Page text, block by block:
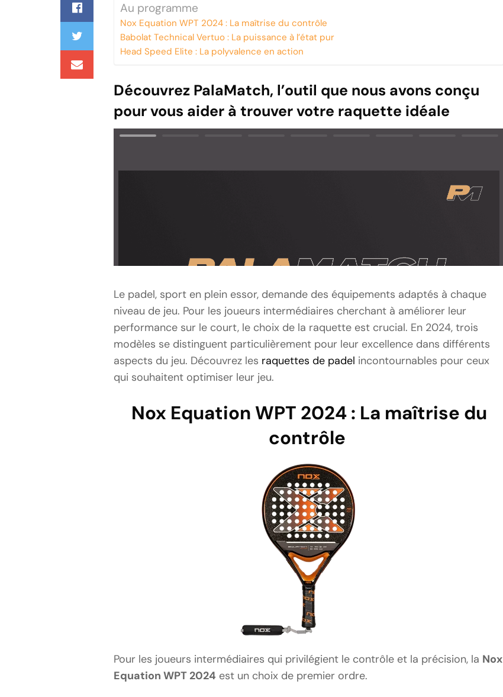
Au programme
Nox Equation WPT 2024 : La maîtrise du contrôle
Babolat Technical Vertuo : La puissance à l’état pur
Head Speed Elite : La polyvalence en action
Découvrez PalaMatch, l’outil que nous avons conçu
pour vous aider à trouver votre raquette idéale
Le padel, sport en plein essor, demande des équipements adaptés à chaque
niveau de jeu. Pour les joueurs intermédiaires cherchant à améliorer leur
performance sur le court, le choix de la raquette est crucial. En 2024, trois
modèles se distinguent particulièrement pour leur excellence dans différents
aspects du jeu. Découvrez les raquettes de padel incontournables pour ceux
qui souhaitent optimiser leur jeu.
Nox Equation WPT 2024 : La maîtrise du
contrôle
Pour les joueurs intermédiaires qui privilégient le contrôle et la précision, la Nox
Equation WPT 2024 est un choix de premier ordre.